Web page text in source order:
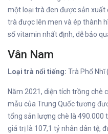
một loại trà đen được sản xuất
trà được lên men và ép thành
số vitamin nhất định, dễ bảo
Vân Nam
Loại trà nổi tiếng: Trà Phổ Nhĩ
Năm 2021, diện tích trồng chè
mẫu của Trung Quốc tương
tổng sản lượng chè là 490.000
giá trị là 107,1 tỷ nhân dân tệ,